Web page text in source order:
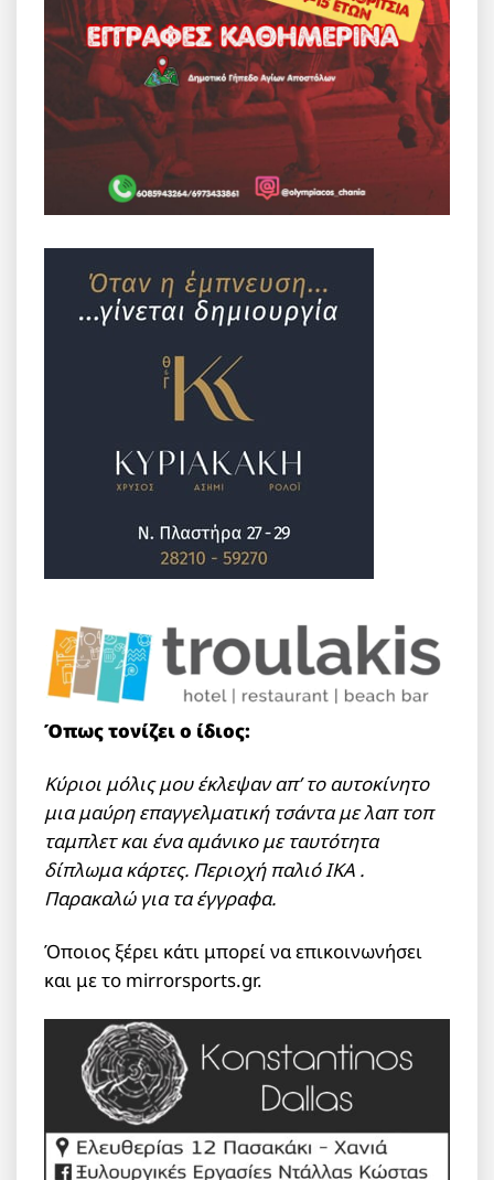
Όπως τονίζει ο ίδιος:
Κύριοι μόλις μου έκλεψαν απ’ το αυτοκίνητο
μια μαύρη επαγγελματική τσάντα με λαπ τοπ
ταμπλετ και ένα αμάνικο με ταυτότητα
δίπλωμα κάρτες. Περιοχή παλιό ΙΚΑ .
Παρακαλώ για τα έγγραφα.
Όποιος ξέρει κάτι μπορεί να επικοινωνήσει
και με το mirrorsports.gr.